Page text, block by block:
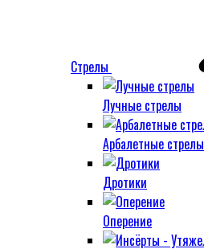
Стрелы
Лучные стрелы
Арбалетные стрелы
Дротики
Оперение